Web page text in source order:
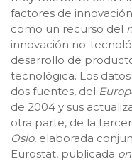
factores de
como un recurso del
innovación no-
desarrollo de
tecnológica. Los
dos fuentes, del
de 2004 y sus
otra parte, de la
Oslo, elaborada
Eurostat, publicada